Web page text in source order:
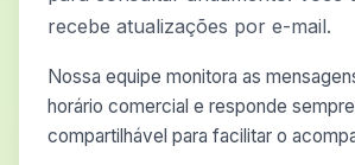
recebe atualizações por e-mail.
Nossa equipe monitora as
horário comercial e responde
compartilhável para facilitar o